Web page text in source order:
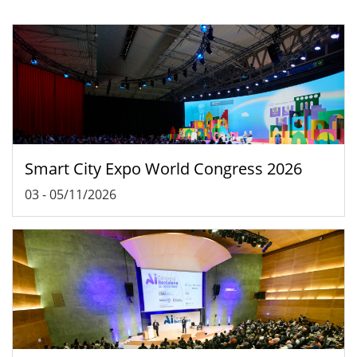
Smart City Expo World Congress 2026
03-05/11/2026